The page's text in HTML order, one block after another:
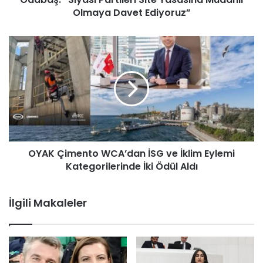
Olmaya Davet Ediyoruz”
OYAK Çimento WCA’dan İSG ve İklim Eylemi
Kategorilerinde İki Ödül Aldı
İlgili Makaleler